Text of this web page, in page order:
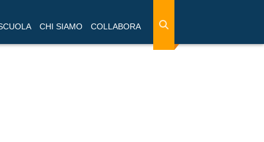
CHI SIAMO COLLABORA